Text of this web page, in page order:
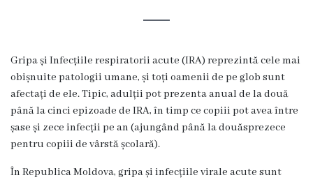
Calitate
Regulamente
Istorii
de
Gripa și Infecțiile respiratorii acute (IRA) reprezintă cele mai
obișnuite patologii umane, și toți oamenii de pe glob sunt
afectați de ele. Tipic, adulții pot prezenta anual de la două
până la cinci epizoade de IRA, în timp ce copiii pot avea între
șase și zece infecții pe an (ajungând până la douăsprezece
pentru copiii de vârstă școlară).
În Republica Moldova, gripa și infecțiile virale acute sunt